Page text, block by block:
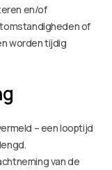
en/of
of
worden tijdig
– een looptijd
van de